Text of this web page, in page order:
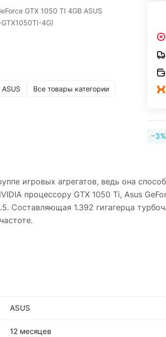
GTX 1050 TI 4GB ASUS
GTX1050TI-4G)
Все товары категории
игровых агрегатов, ведь она
процессору GTX 1050 Ti, Asus
Составляющая 1.392 гигагерца
ASUS
12 месяцев